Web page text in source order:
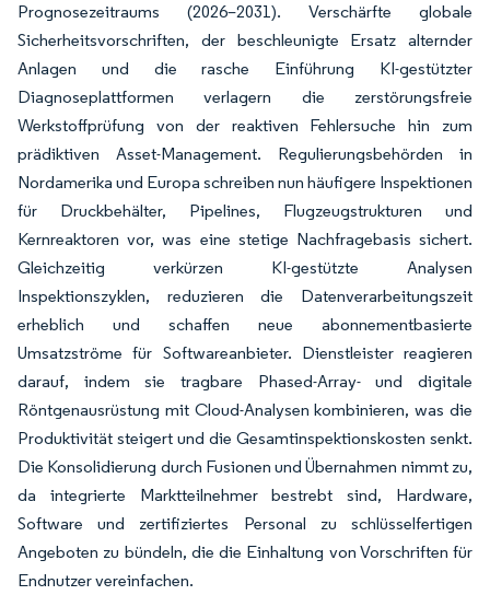
Prognosezeitraums (2026–2031). Verschärfte globale
Sicherheitsvorschriften, der beschleunigte Ersatz alternder
Anlagen und die rasche Einführung KI-gestützter
Diagnoseplattformen verlagern die zerstörungsfreie
Werkstoffprüfung von der reaktiven Fehlersuche hin zum
prädiktiven Asset-Management. Regulierungsbehörden in
Nordamerika und Europa schreiben nun häufigere Inspektionen
für Druckbehälter, Pipelines, Flugzeugstrukturen und
Kernreaktoren vor, was eine stetige Nachfragebasis sichert.
Gleichzeitig verkürzen KI-gestützte Analysen
Inspektionszyklen, reduzieren die Datenverarbeitungszeit
erheblich und schaffen neue abonnementbasierte
Umsatzströme für Softwareanbieter. Dienstleister reagieren
darauf, indem sie tragbare Phased-Array- und digitale
Röntgenausrüstung mit Cloud-Analysen kombinieren, was die
Produktivität steigert und die Gesamtinspektionskosten senkt.
Die Konsolidierung durch Fusionen und Übernahmen nimmt zu,
da integrierte Marktteilnehmer bestrebt sind, Hardware,
Software und zertifiziertes Personal zu schlüsselfertigen
Angeboten zu bündeln, die die Einhaltung von Vorschriften für
Endnutzer vereinfachen.